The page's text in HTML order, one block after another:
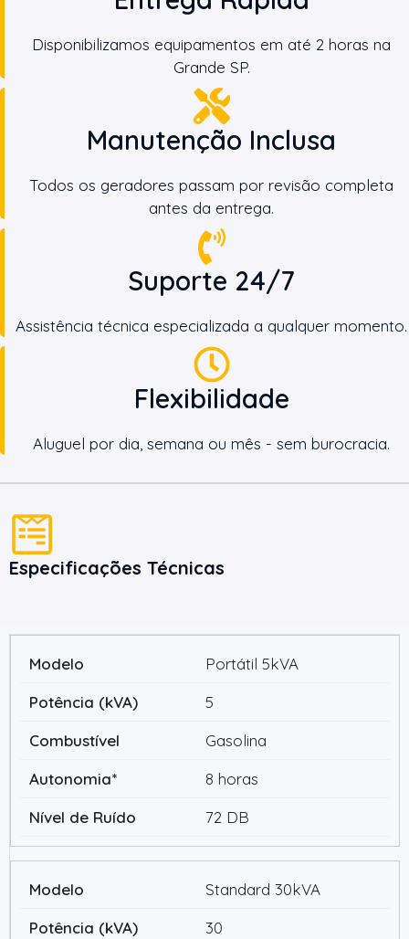
Disponibilizamos equipamentos em até 2 horas na
Grande SP.
Manutenção Inclusa
Todos os geradores passam por revisão completa
antes da entrega.
Suporte 24/7
Assistência técnica especializada a qualquer momento.
Flexibilidade
Aluguel por dia, semana ou mês - sem burocracia.
Especificações Técnicas
Portátil 5kVA
5
Gasolina
8 horas
72 DB
Standard 30kVA
30